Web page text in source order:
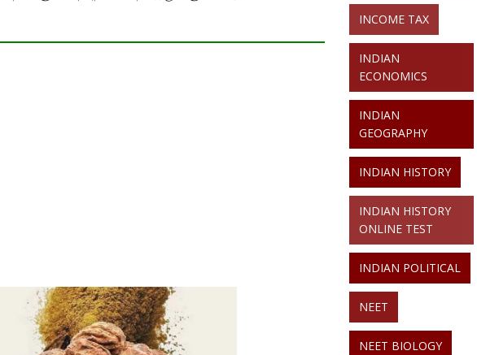
INCOME TAX
INDIAN
ECONOMICS
INDIAN
GEOGRAPHY
INDIAN HISTORY
INDIAN HISTORY
ONLINE TEST
INDIAN POLITICAL
NEET
NEET BIOLOGY